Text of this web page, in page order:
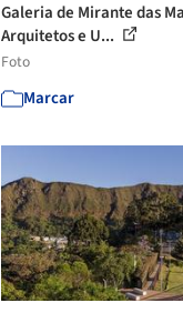
Galeria de Mirante das
Arquitetos e U...
Foto
Marcar